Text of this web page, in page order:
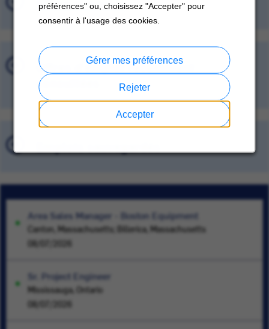
préférences" ou, choisissez "Accepter" pour
consentir à l'usage des cookies.
Accepter
Rejeter
Gérer mes préférences
Offres d'emploi
Offres d'emploi récemment
consultées
Area Sales Manager - Boston Equipment
Canton, Massachusetts; Billerica, Massachusetts
08/07/2026
Sr. Project Engineer
Mississauga, Ontario
08/07/2026